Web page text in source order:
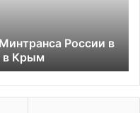
России в